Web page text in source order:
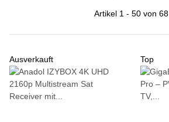
Artikel 1 - 50 von 68
Ausverkauft Top